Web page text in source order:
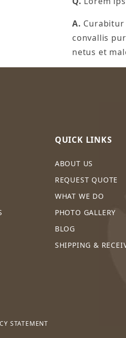
A.
convallis
netus et
QUICK LINKS
ABOUT US
REQUEST QUOTE
WHAT WE DO
PHOTO GALLERY
BLOG
SHIPPING &
STATEMENT